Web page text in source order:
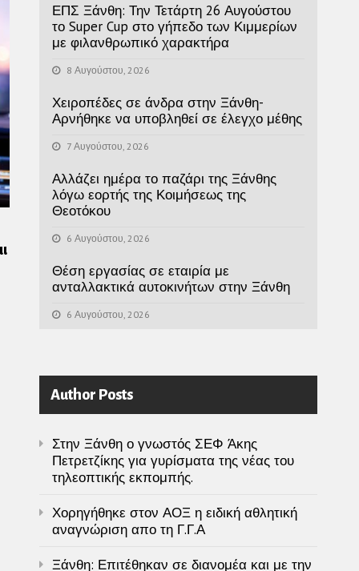
ΕΠΣ Ξάνθη: Την Τετάρτη 26 Αυγούστου
το Super Cup στο γήπεδο των Κιμμερίων
με φιλανθρωπικό χαρακτήρα
8 Αυγούστου, 2026
Χειροπέδες σε άνδρα στην Ξάνθη-
Αρνήθηκε να υποβληθεί σε έλεγχο μέθης
7 Αυγούστου, 2026
Αλλάζει ημέρα το παζάρι της Ξάνθης
λόγω εορτής της Κοιμήσεως της
Θεοτόκου
6 Αυγούστου, 2026
Θέση εργασίας σε εταιρία με
ανταλλακτικά αυτοκινήτων στην Ξάνθη
6 Αυγούστου, 2026
Author Posts
Στην Ξάνθη ο γνωστός ΣΕΦ Άκης
Πετρετζίκης για γυρίσματα της νέας του
τηλεοπτικής εκπομπής.
Χορηγήθηκε στον ΑΟΞ η ειδική αθλητική
αναγνώριση απο τη Γ.Γ.Α
Ξάνθη: Επιτέθηκαν σε διανομέα και με την